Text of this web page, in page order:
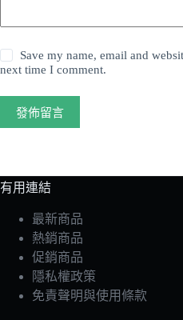
Save my name, email and
next time I comment.
發佈留言
有用連結
最新商品
熱銷商品
促銷商品
隱私權政策
免責聲明與使用條款